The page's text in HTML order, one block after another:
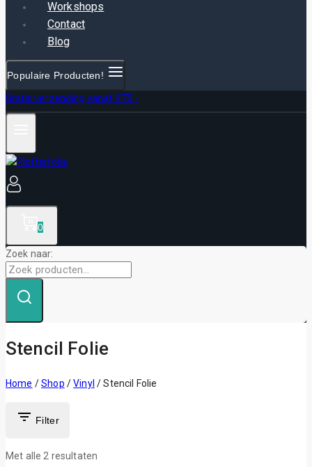
Workshops
Contact
Blog
Populaire Producten!
Gratis verzending vanaf €75,-
0
Zoek naar:
Stencil Folie
Home /Shop /Vinyl / Stencil Folie
Filter
Met alle 2 resultaten